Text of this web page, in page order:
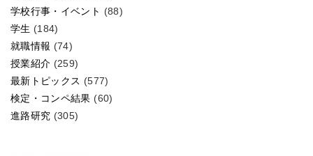
学校行事・イベント (88)
学生 (184)
就職情報 (74)
授業紹介 (259)
最新トピックス (577)
検定・コンペ結果 (60)
進路研究 (305)